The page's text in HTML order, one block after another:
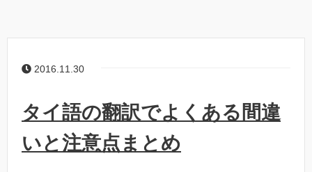
2016.11.30
タイ語の翻訳でよくある間違
いと注意点まとめ